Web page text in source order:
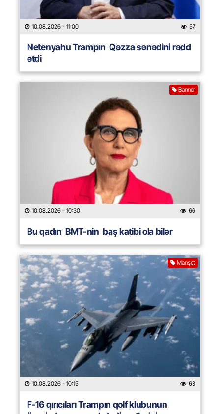
10.08.2026 - 11:00 57
Netenyahu Trampın Qəzza sənədini rədd
etdi
Banner
10.08.2026 - 10:30 66
Bu qadın BMT-nin baş katibi ola bilər
Manşet
10.08.2026 - 10:15 63
F-16 qırıcıları Trampın qolf klubunun